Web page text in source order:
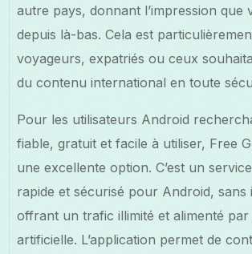
autre pays, donnant l’impression que
depuis là-bas. Cela est
voyageurs, expatriés ou ceux
du contenu international en toute
Pour les utilisateurs Android
fiable, gratuit et facile à utiliser, Free
une excellente option. C’est un
rapide et sécurisé pour Android, sans
offrant un trafic illimité et alimenté par
artificielle. L’application permet de